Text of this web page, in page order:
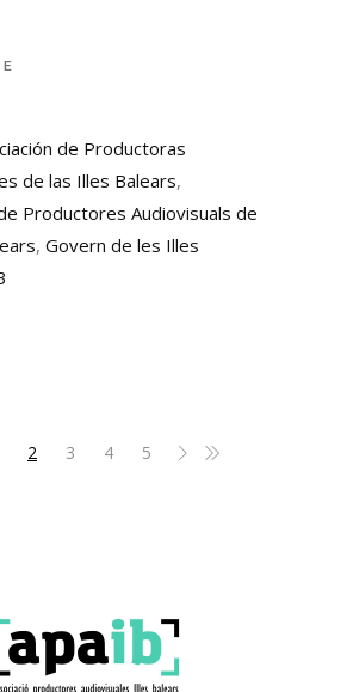
de Productoras
de las Illes Balears,
Productores Audiovisuals de
, Govern de les Illes
2 3 4 5